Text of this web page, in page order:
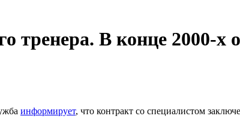
тренера. В конце 2000-х
информирует, что контракт со специалистом